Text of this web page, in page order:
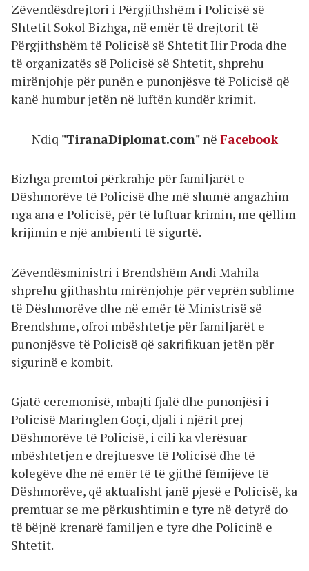
Zëvendësdrejtori i Përgjithshëm i Policisë së
Shtetit Sokol Bizhga, në emër të drejtorit të
Përgjithshëm të Policisë së Shtetit Ilir Proda dhe
të organizatës së Policisë së Shtetit, shprehu
mirënjohje për punën e punonjësve të Policisë që
kanë humbur jetën në luftën kundër krimit.
Ndiq "TiranaDiplomat.com" në Facebook
Bizhga premtoi përkrahje për familjarët e
Dëshmorëve të Policisë dhe më shumë angazhim
nga ana e Policisë, për të luftuar krimin, me qëllim
krijimin e një ambienti të sigurtë.
Zëvendësministri i Brendshëm Andi Mahila
shprehu gjithashtu mirënjohje për veprën sublime
të Dëshmorëve dhe në emër të Ministrisë së
Brendshme, ofroi mbështetje për familjarët e
punonjësve të Policisë që sakrifikuan jetën për
sigurinë e kombit.
Gjatë ceremonisë, mbajti fjalë dhe punonjësi i
Policisë Maringlen Goçi, djali i njërit prej
Dëshmorëve të Policisë, i cili ka vlerësuar
mbështetjen e drejtuesve të Policisë dhe të
kolegëve dhe në emër të të gjithë fëmijëve të
Dëshmorëve, që aktualisht janë pjesë e Policisë, ka
premtuar se me përkushtimin e tyre në detyrë do
të bëjnë krenarë familjen e tyre dhe Policinë e
Shtetit.